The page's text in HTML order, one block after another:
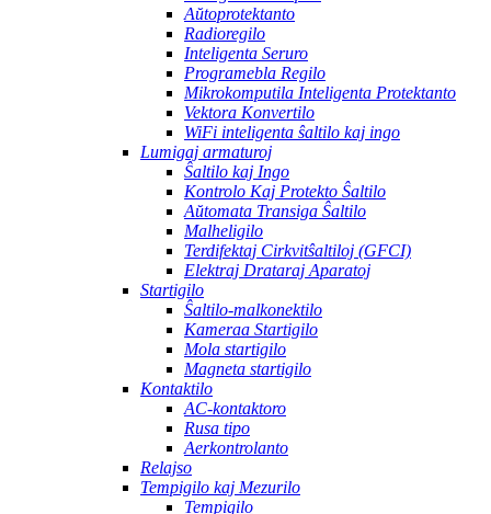
Aŭtoprotektanto
Radioregilo
Inteligenta Seruro
Programebla Regilo
Mikrokomputila Inteligenta Protektanto
Vektora Konvertilo
WiFi inteligenta ŝaltilo kaj ingo
Lumigaj armaturoj
Ŝaltilo kaj Ingo
Kontrolo Kaj Protekto Ŝaltilo
Aŭtomata Transiga Ŝaltilo
Malheligilo
Terdifektaj Cirkvitŝaltiloj (GFCI)
Elektraj Drataraj Aparatoj
Startigilo
Ŝaltilo-malkonektilo
Kameraa Startigilo
Mola startigilo
Magneta startigilo
Kontaktilo
AC-kontaktoro
Rusa tipo
Aerkontrolanto
Relajso
Tempigilo kaj Mezurilo
Tempigilo